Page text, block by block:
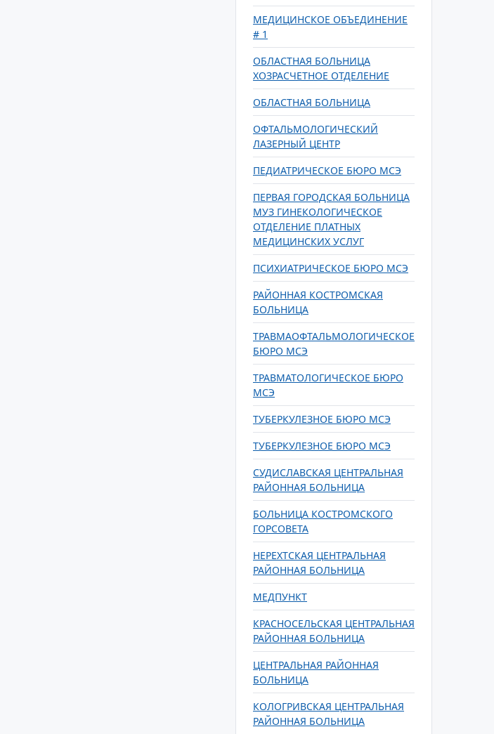
МЕДИЦИНСКОЕ ОБЪЕДИНЕНИЕ
# 1
ОБЛАСТНАЯ БОЛЬНИЦА
ХОЗРАСЧЕТНОЕ ОТДЕЛЕНИЕ
ОБЛАСТНАЯ БОЛЬНИЦА
ОФТАЛЬМОЛОГИЧЕСКИЙ
ЛАЗЕРНЫЙ ЦЕНТР
ПЕДИАТРИЧЕСКОЕ БЮРО МСЭ
ПЕРВАЯ ГОРОДСКАЯ БОЛЬНИЦА
МУЗ ГИНЕКОЛОГИЧЕСКОЕ
ОТДЕЛЕНИЕ ПЛАТНЫХ
МЕДИЦИНСКИХ УСЛУГ
ПСИХИАТРИЧЕСКОЕ БЮРО МСЭ
РАЙОННАЯ КОСТРОМСКАЯ
БОЛЬНИЦА
ТРАВМАОФТАЛЬМОЛОГИЧЕСКОЕ
БЮРО МСЭ
ТРАВМАТОЛОГИЧЕСКОЕ БЮРО
МСЭ
ТУБЕРКУЛЕЗНОЕ БЮРО МСЭ
ТУБЕРКУЛЕЗНОЕ БЮРО МСЭ
СУДИСЛАВСКАЯ ЦЕНТРАЛЬНАЯ
РАЙОННАЯ БОЛЬНИЦА
БОЛЬНИЦА КОСТРОМСКОГО
ГОРСОВЕТА
НЕРЕХТСКАЯ ЦЕНТРАЛЬНАЯ
РАЙОННАЯ БОЛЬНИЦА
МЕДПУНКТ
КРАСНОСЕЛЬСКАЯ ЦЕНТРАЛЬНАЯ
РАЙОННАЯ БОЛЬНИЦА
ЦЕНТРАЛЬНАЯ РАЙОННАЯ
БОЛЬНИЦА
КОЛОГРИВСКАЯ ЦЕНТРАЛЬНАЯ
РАЙОННАЯ БОЛЬНИЦА